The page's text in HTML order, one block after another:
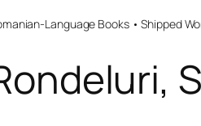
Language Books • Shipped